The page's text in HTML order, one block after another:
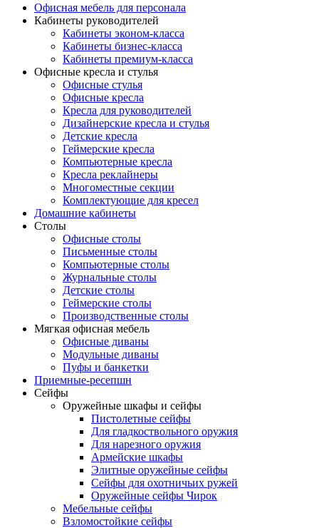
Офисная мебель для персонала
Кабинеты руководителей
Кабинеты эконом-класса
Кабинеты бизнес-класса
Кабинеты премиум-класса
Офисные кресла и стулья
Офисные стулья
Офисные кресла
Кресла для руководителей
Дизайнерские кресла и стулья
Детские кресла
Геймерские кресла
Компьютерные кресла
Кресла реклайнеры
Многоместные секции
Комплектующие для кресел
Домашние кабинеты
Столы
Офисные столы
Письменные столы
Компьютерные столы
Журнальные столы
Детские столы
Геймерские столы
Производственные столы
Мягкая офисная мебель
Офисные диваны
Модульные диваны
Пуфы и банкетки
Приемные-ресепшн
Сейфы
Оружейные шкафы и сейфы
Пистолетные сейфы
Для гладкоствольного оружия
Для нарезного оружия
Армейские шкафы
Элитные оружейные сейфы
Сейфы для охотничьих ружей
Оружейные сейфы Чирок
Мебельные сейфы
Взломостойкие сейфы